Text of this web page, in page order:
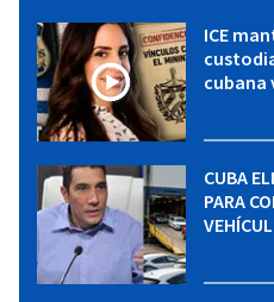
ICE
cubana
CUBA
PARA
VEHÍCULOS: